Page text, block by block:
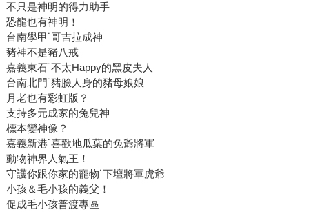
不只是神明的得力助手
恐龍也有神明！
台南學甲˙哥吉拉成神
豬神不是豬八戒
嘉義東石˙不太Happy的黑皮夫人
台南北門˙豬臉人身的豬母娘娘
月老也有彩虹版？
支持多元成家的兔兒神
標本變神像？
嘉義新港˙喜歡地瓜葉的兔爺將軍
動物神界人氣王！
守護你跟你家的寵物˙下壇將軍虎爺
小孩＆毛小孩的義父！
促成毛小孩普渡專區